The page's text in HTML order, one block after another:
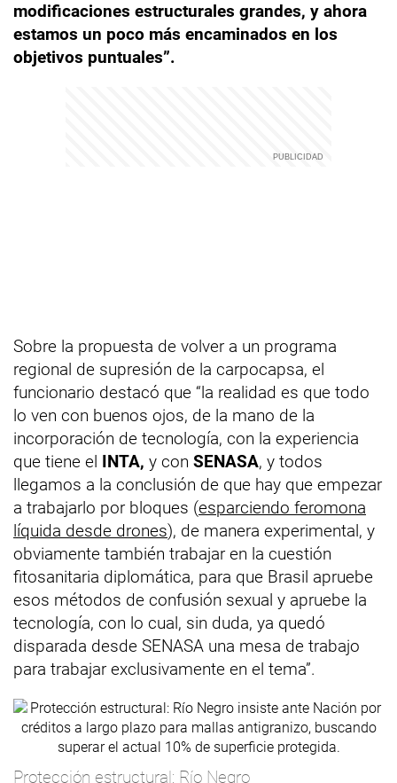
modificaciones estructurales grandes, y ahora
estamos un poco más encaminados en los
objetivos puntuales”.
Sobre la propuesta de volver a un programa
regional de supresión de la carpocapsa, el
funcionario destacó que “la realidad es que todo
lo ven con buenos ojos, de la mano de la
incorporación de tecnología, con la experiencia
que tiene el INTA, y con SENASA, y todos
llegamos a la conclusión de que hay que empezar
a trabajarlo por bloques (esparciendo feromona
líquida desde drones), de manera experimental, y
obviamente también trabajar en la cuestión
fitosanitaria diplomática, para que Brasil apruebe
esos métodos de confusión sexual y apruebe la
tecnología, con lo cual, sin duda, ya quedó
disparada desde SENASA una mesa de trabajo
para trabajar exclusivamente en el tema”.
Protección estructural: Río Negro